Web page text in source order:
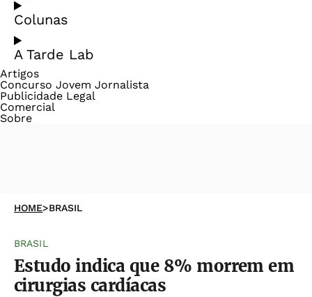
Colunas
A Tarde Lab
Artigos
Concurso Jovem Jornalista
Publicidade Legal
Comercial
Sobre
HOME>BRASIL
BRASIL
Estudo indica que 8% morrem em
cirurgias cardíacas